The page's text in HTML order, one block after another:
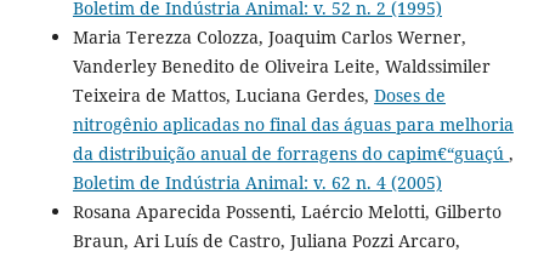
Boletim de Indústria Animal: v. 52 n. 2 (1995)
Maria Terezza Colozza, Joaquim Carlos Werner,
Vanderley Benedito de Oliveira Leite, Waldssimiler
Teixeira de Mattos, Luciana Gerdes, Doses de
nitrogênio aplicadas no final das águas para melhoria
da distribuição anual de forragens do capim€“guaçú ,
Boletim de Indústria Animal: v. 62 n. 4 (2005)
Rosana Aparecida Possenti, Laércio Melotti, Gilberto
Braun, Ari Luís de Castro, Juliana Pozzi Arcaro,